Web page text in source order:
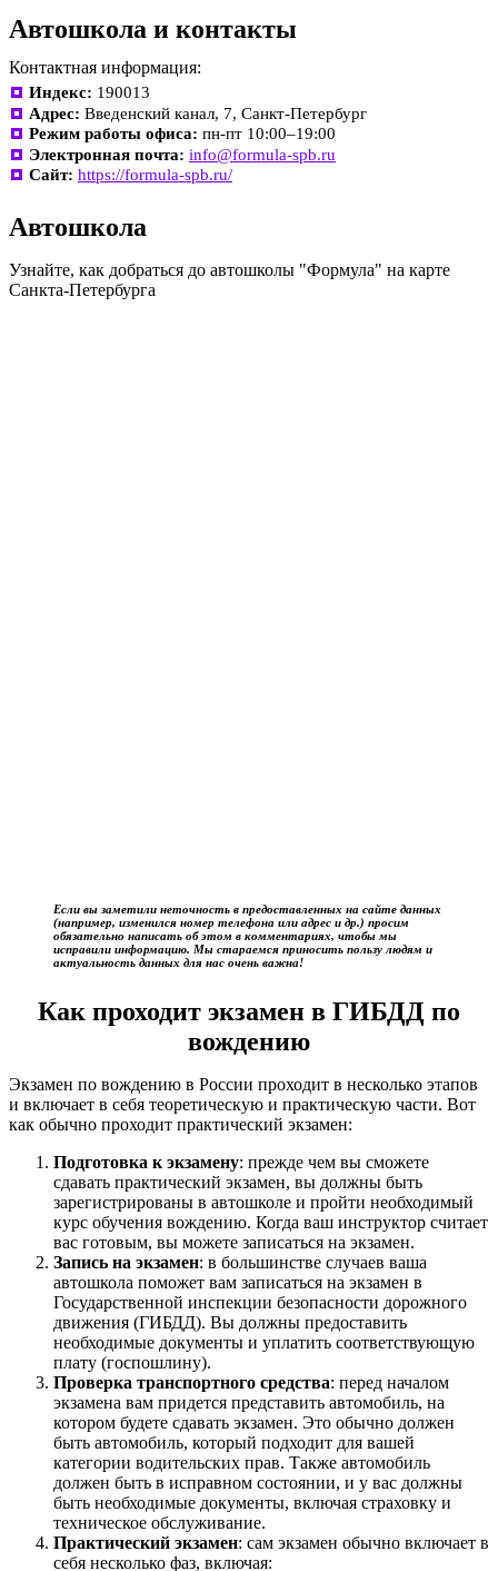
Автошкола и контакты
Контактная информация:
Индекс: 190013
Адрес: Введенский канал, 7, Санкт-Петербург
Режим работы офиса: пн-пт 10:00–19:00
Электронная почта: info@formula-spb.ru
Сайт: https://formula-spb.ru/
Автошкола
Узнайте, как добраться до автошколы "Формула" на карте
Санкта-Петербурга
Если вы заметили неточность в предоставленных на сайте данных
(например, изменился номер телефона или адрес и др.) просим
обязательно написать об этом в комментариях, чтобы мы
исправили информацию. Мы стараемся приносить пользу людям и
актуальность данных для нас очень важна!
Как проходит экзамен в ГИБДД по
вождению
Экзамен по вождению в России проходит в несколько этапов
и включает в себя теоретическую и практическую части. Вот
как обычно проходит практический экзамен:
Подготовка к экзамену: прежде чем вы сможете
сдавать практический экзамен, вы должны быть
зарегистрированы в автошколе и пройти необходимый
курс обучения вождению. Когда ваш инструктор считает
вас готовым, вы можете записаться на экзамен.
Запись на экзамен: в большинстве случаев ваша
автошкола поможет вам записаться на экзамен в
Государственной инспекции безопасности дорожного
движения (ГИБДД). Вы должны предоставить
необходимые документы и уплатить соответствующую
плату (госпошлину).
Проверка транспортного средства: перед началом
экзамена вам придется представить автомобиль, на
котором будете сдавать экзамен. Это обычно должен
быть автомобиль, который подходит для вашей
категории водительских прав. Также автомобиль
должен быть в исправном состоянии, и у вас должны
быть необходимые документы, включая страховку и
техническое обслуживание.
Практический экзамен: сам экзамен обычно включает в
себя несколько фаз, включая: